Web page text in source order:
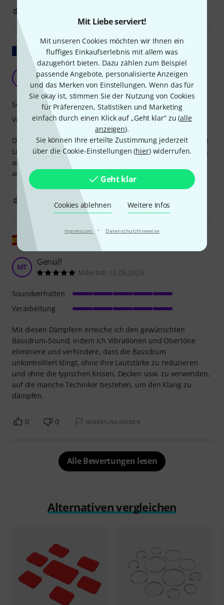
Mit Liebe serviert!
Mit unseren Cookies möchten wir Ihnen ein
fluffiges Einkaufserlebnis mit allem was
dazugehört bieten. Dazu zählen zum Beispiel
passende Angebote, personalisierte Anzeigen
und das Merken von Einstellungen. Wenn das für
Sie okay ist, stimmen Sie der Nutzung von Cookies
für Präferenzen, Statistiken und Marketing
einfach durch einen Klick auf „Geht klar“ zu (alle
anzeigen).
Sie können Ihre erteilte Zustimmung jederzeit
über die Cookie-Einstellungen (hier) widerrufen.
Geht klar
Cookies ablehnen Weitere Infos
Impressum · Datenschutzhinweise
Original zeigen
GUT !
Alo.ok 26.07.2024
Das Mondgel für Bassdrum-Haut! Dies ist eine interessante
Lösung, wenn Sie dem Fell mehr Masse verleihen möchten,
anstatt ein Polster in die Bassdrum einzubauen. Du kannst
auch beides machen...
Soundverhalten
Verarbeitung
MT Genial!
Mike tob 15.05.2023
Mit diesen Dämpfern erreiche ich den gewünschten
Bassdrum-Sound, indem ich Vibrationen und Obertöne
eliminiere und verhindere, dass die Bassdrum
unkontrolliert klingt, ohne ihre Lautstärke zu reduzieren
und ohne die typischen Kissen, Decken usw. zu verwenden,
auf die manche Techniker bestehen, um den Klang zu
dämpfen.
Soundverhalten
Verarbeitung
0 0 BEWERTUNG MELDEN
Alle Bewertungen lesen
Alternativen vergleichen